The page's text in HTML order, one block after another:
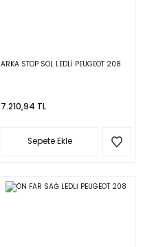
ARKA STOP SOL LEDLİ PEUGEOT 208
7.210,94 TL
Sepete Ekle